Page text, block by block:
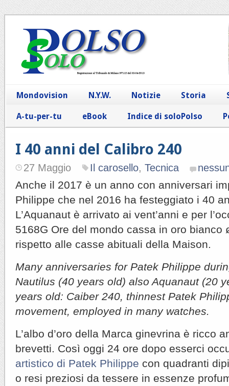
Mondovision N.Y.W. Notizie Storia
A-tu-per-tu eBook Indice di soloPolso
I 40 anni del Calibro 240
27 Maggio Il carosello, Tecnica
Anche il 2017 è un anno con anniversari
Philippe che nel 2016 ha festeggiato i 40
L’Aquanaut è arrivato ai vent’anni e per
5168G Ore del mondo cassa in oro bianco
rispetto alle casse abituali della Maison.
Many anniversaries for Patek Philippe
Nautilus (40 years old) also Aquanaut (20
years old: Caiber 240, thinnest Patek
movement, employed in many watches.
L’albo d’oro della Marca ginevrina è ricco
brevetti. Così oggi 24 ore dopo esserci
artistico di Patek Philippe con quadranti
o resi preziosi da tessere in essenze